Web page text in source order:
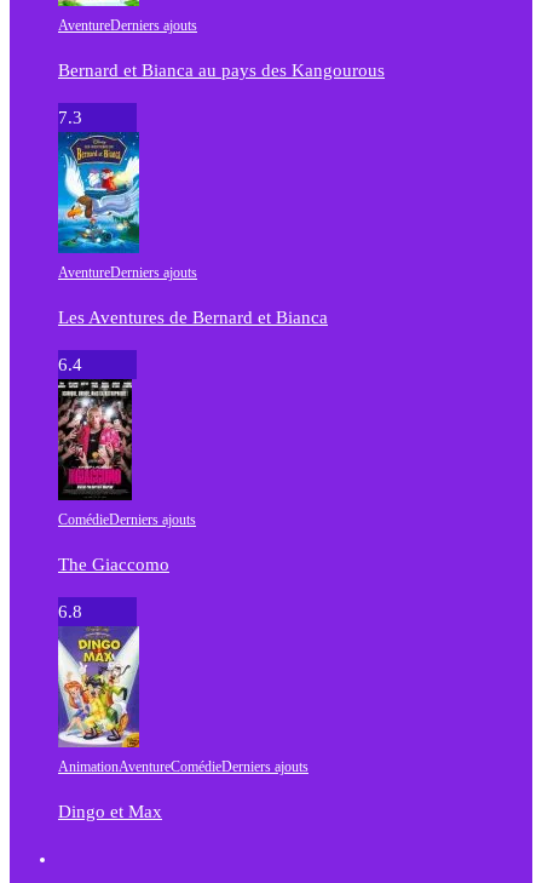
AventureDerniers ajouts
Bernard et Bianca au pays des Kangourous
7.3
AventureDerniers ajouts
Les Aventures de Bernard et Bianca
6.4
ComédieDerniers ajouts
The Giaccomo
6.8
AnimationAventureComédieDerniers ajouts
Dingo et Max